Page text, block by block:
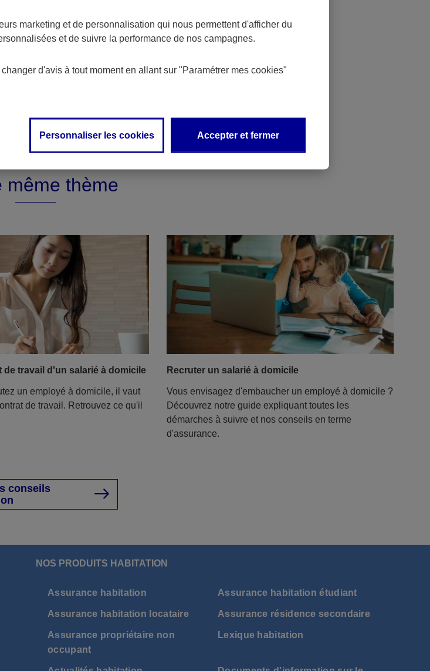
qui propose la PAJE (Prestation
même thème
de travail d'un salarié à domicile
un employé à domicile, il vaut
de travail. Retrouvez ce qu'il
Recruter un salarié à domicile
Vous envisagez d'embaucher un employé à domicile ?
Découvrez notre guide expliquant toutes les
démarches à suivre et nos conseils en terme
d'assurance.
conseils
NOS PRODUITS HABITATION
Assurance habitation Assurance habitation étudiant
Assurance habitation locataire Assurance résidence secondaire
Assurance propriétaire non
occupant
Lexique habitation
marketing et de personnalisation qui nous permettent d'afficher du
et de suivre la performance de nos campagnes.
d'avis à tout moment en allant sur "Paramétrer mes cookies"
Personnaliser les cookies Accepter et fermer